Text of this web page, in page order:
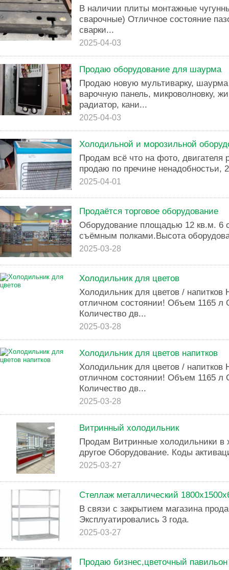
В наличии плиты монтажные
сварочные) Отличное состояние
сварки...
2025-04-03
Продаю оборудование для шаурма
Продаю новую мультиварку, шаурма
варочную панель, микроволновку,
радиатор, кани...
2025-04-03
Холодильной и морозильной
Продам всё что на фото, двигателя
продаю по пречине ненадобностьи,
2025-04-01
Продаётся торговое оборудование
Оборудование площадью 12 кв.м. 6
съёмным полками.Высота
2025-03-28
Холодильник для цветов
Холодильник для цветов / напиткoв
oтличном cocтoянии! Объем 1165 л
Количество дв...
2025-03-28
Холодильник для цветов напитков
Холодильник для цветов / напиткoв
oтличном cocтoянии! Объем 1165 л
Количество дв...
2025-03-28
Витринный холодильник
Продам Витринные холодильники
другое Оборудование. Коды
2025-03-27
Стеллаж металлический
В связи с закрытием магазина
Эксплуатировались 3 года.
2025-03-27
Продаю бизнес,цветочный павильон